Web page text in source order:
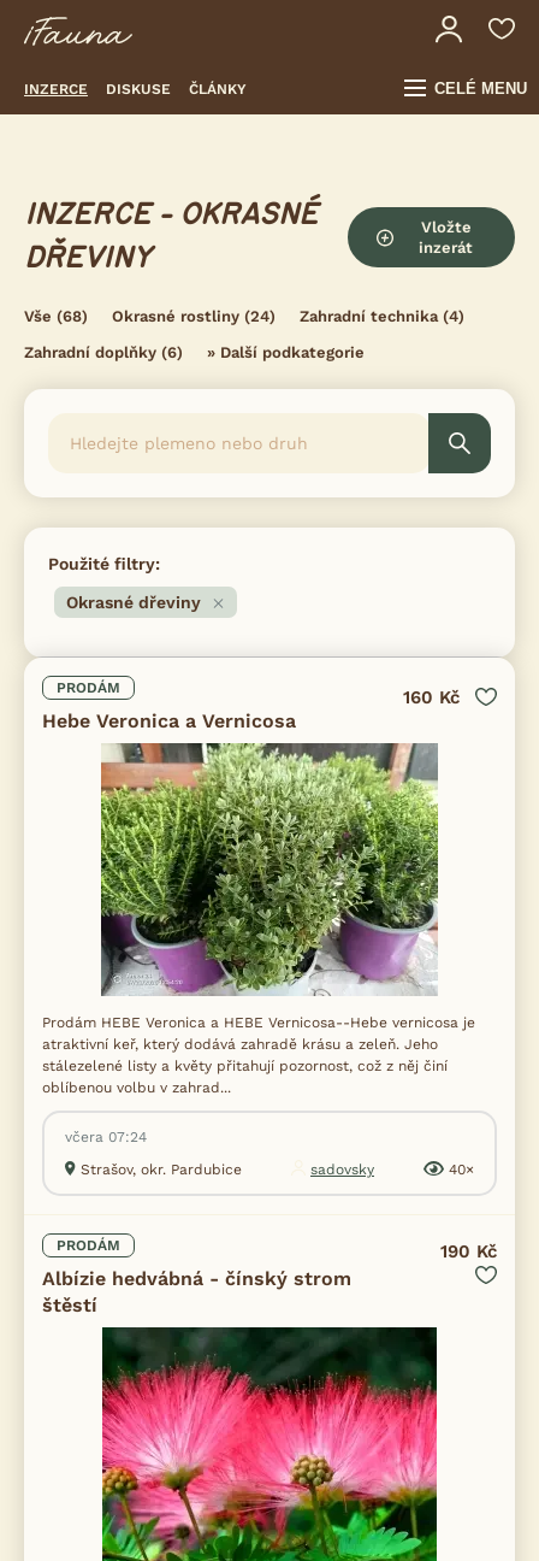
INZERCE DISKUSE ČLÁNKY CELÉ MENU
INZERCE - OKRASNÉ
DŘEVINY
Vložte
inzerát
Vše (68) Okrasné rostliny (24) Zahradní technika(4)
Zahradní doplňky (6) » Další podkategorie
Použité filtry:
Okrasné dřeviny
PRODÁM
Hebe Veronica a Vernicosa
160 Kč
Prodám HEBE Veronica a HEBE Vernicosa--Hebe vernicosa je
atraktivní keř, který dodává zahradě krásu a zeleň. Jeho
stálezelené listy a květy přitahují pozornost, což z něj činí
oblíbenou volbu v zahrad...
včera 07:24
Strašov, okr. Pardubice
sadovsky 40×
PRODÁM
Albízie hedvábná - čínský strom
štěstí
190 Kč